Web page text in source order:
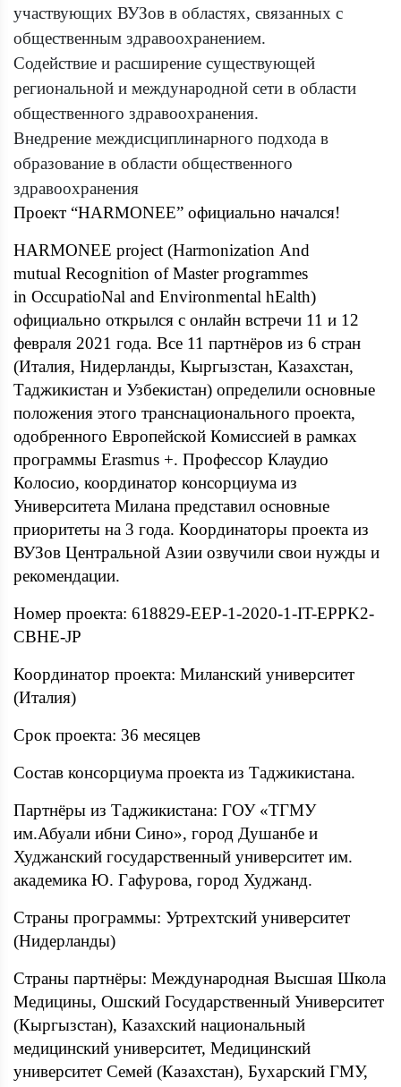
участвующих ВУЗов в областях, связанных с
общественным здравоохранением.
Содействие и расширение существующей
региональной и международной сети в области
общественного здравоохранения.
Внедрение междисциплинарного подхода в
образование в области общественного
здравоохранения
Проект “HARMONEE” официально начался!
HARMONEE project (Harmonization And
mutual Recognition of Master programmes
in OccupatioNal and Environmental hEalth)
официально открылся с онлайн встречи 11 и 12
февраля 2021 года. Все 11 партнёров из 6 стран
(Италия, Нидерланды, Кыргызстан, Казахстан,
Таджикистан и Узбекистан) определили основные
положения этого транснационального проекта,
одобренного Европейской Комиссией в рамках
программы Erasmus +. Профессор Клаудио
Колосио, координатор консорциума из
Университета Милана представил основные
приоритеты на 3 года. Координаторы проекта из
ВУЗов Центральной Азии озвучили свои нужды и
рекомендации.
Номер проекта: 618829-EEP-1-2020-1-IT-EPPK2-
CBHE-JP
Координатор проекта: Миланский университет
(Италия)
Срок проекта: 36 месяцев
Состав консорциума проекта из Таджикистана.
Партнёры из Таджикистана: ГОУ «ТГМУ
им.Абуали ибни Сино», город Душанбе и
Худжанский государственный университет им.
академика Ю. Гафурова, город Худжанд.
Страны программы: Уртрехтский университет
(Нидерланды)
Страны партнёры: Международная Высшая Школа
Медицины, Ошский Государственный Университет
(Кыргызстан), Казахский национальный
медицинский университет, Медицинский
университет Семей (Казахстан), Бухарский ГМУ,